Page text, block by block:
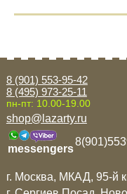
8 (901) 553-95-42
8 (495) 973-25-11
пн-пт: 10.00-19.00
shop@lazarty.ru
messengers
г. Москва, МКАД, 95-й